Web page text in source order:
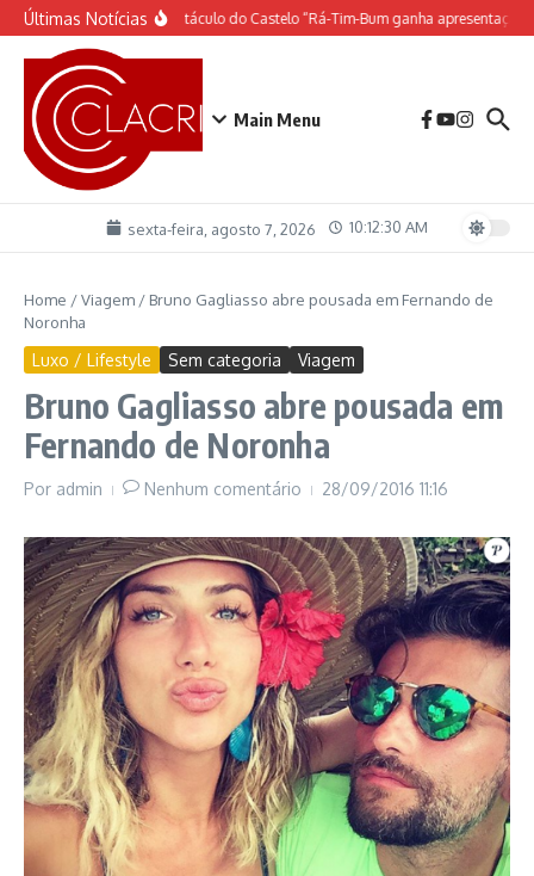
Ir para o conteúdo
Últimas NotíciasO espetáculo do Castelo “Rá-Tim-Bum ganha apresentação
Main Menu
sexta-feira, agosto 7, 2026 10:12:31 AM
Home /Viagem / Bruno Gagliasso abre pousada em Fernando de
Noronha
Luxo / Lifestyle Sem categoria Viagem
Bruno Gagliasso abre pousada em
Fernando de Noronha
Por admin Nenhum comentário 28/09/2016 11:16